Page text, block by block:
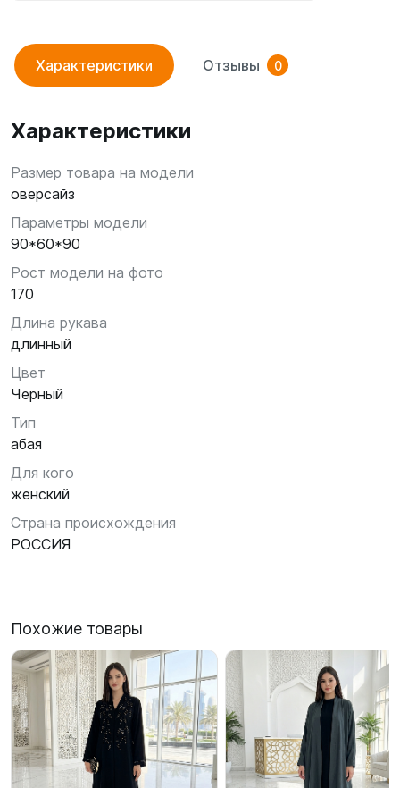
Характеристики Отзывы 0
Характеристики
Размер товара на модели
оверсайз
Параметры модели
90*60*90
Рост модели на фото
170
Длина рукава
длинный
Цвет
Черный
Тип
абая
Для кого
женский
Страна происхождения
РОССИЯ
Похожие товары